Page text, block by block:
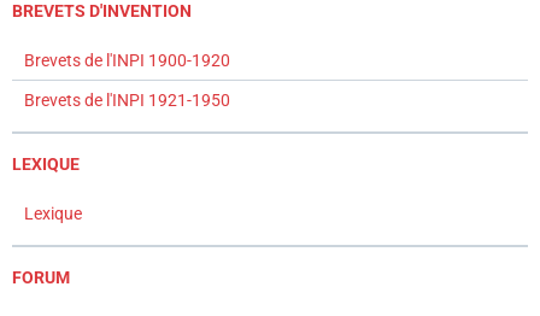
BREVETS D'INVENTION
Brevets de l'INPI 1900-1920
Brevets de l'INPI 1921-1950
LEXIQUE
Lexique
FORUM